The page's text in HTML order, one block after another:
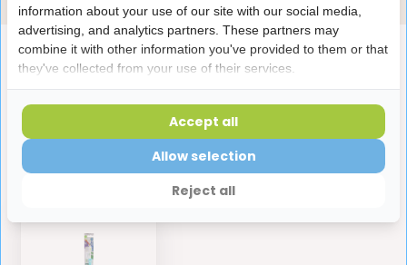
Productomschrijving
Reviews
Laatst bekeken producten
information about your use of our site with our social media,
advertising, and analytics partners. These partners may
combine it with other information you've provided to them or that
they've collected from your use of their services.
Reject all
Allow selection
Accept all